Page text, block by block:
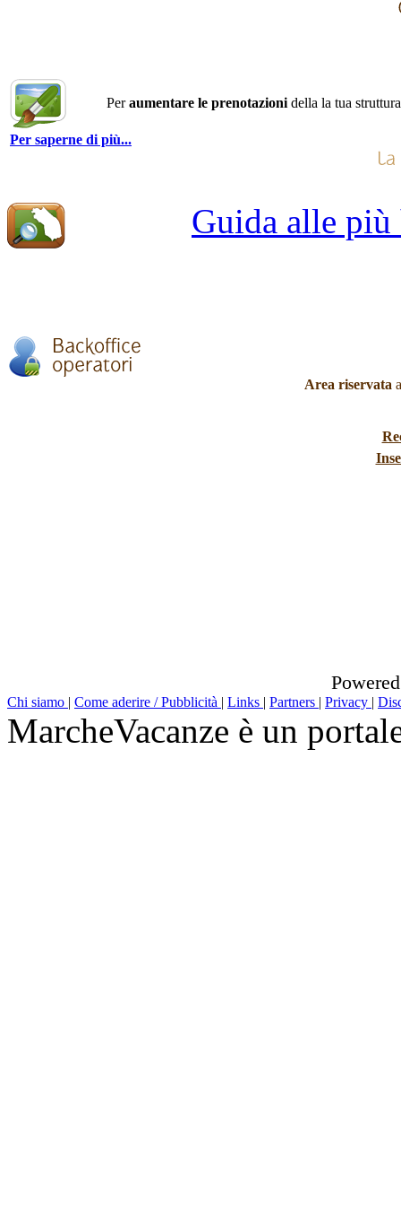
Peraumentare le prenotazioni della la tua
Per saperne di più...
Guida alle più
Area riservata
Chi siamo | Come aderire / Pubblicità | Links | Partners | Privacy |
MarcheVacanze è un